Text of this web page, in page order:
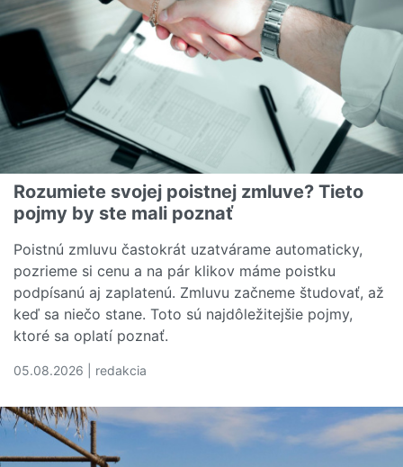
Rozumiete svojej poistnej zmluve? Tieto
pojmy by ste mali poznať
Poistnú zmluvu častokrát uzatvárame automaticky,
pozrieme si cenu a na pár klikov máme poistku
podpísanú aj zaplatenú. Zmluvu začneme študovať, až
keď sa niečo stane. Toto sú najdôležitejšie pojmy,
ktoré sa oplatí poznať.
05.08.2026 | redakcia